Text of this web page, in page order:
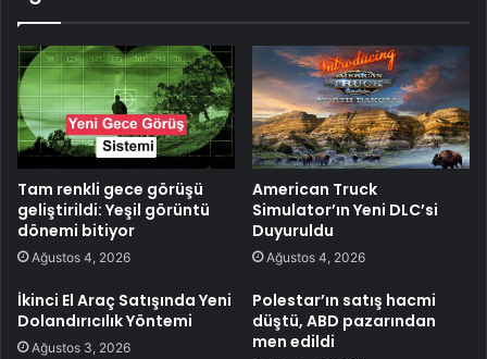
Tam renkli gece görüşü
geliştirildi: Yeşil görüntü
dönemi bitiyor
Ağustos 4, 2026
American Truck
Simulator’ın Yeni DLC’si
Duyuruldu
Ağustos 4, 2026
İkinci El Araç Satışında Yeni
Dolandırıcılık Yöntemi
Ağustos 3, 2026
Polestar’ın satış hacmi
düştü, ABD pazarından
men edildi